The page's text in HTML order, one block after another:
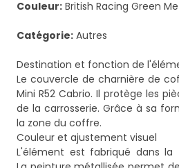
Couleur: British Racing Green
Catégorie: Autres
Destination et fonction de
Le couvercle de charnière de
Mini R52 Cabrio. Il protège les
de la carrosserie. Grâce à sa
la zone du coffre.
Couleur et ajustement visuel
L'élément est fabriqué dans la